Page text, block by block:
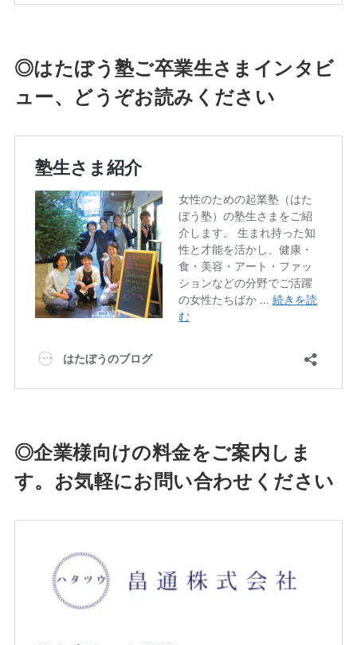
◎はたぼう塾ご卒業生さまインタビ
ュー、どうぞお読みください
◎企業様向けの料金をご案内しま
す。お気軽にお問い合わせください